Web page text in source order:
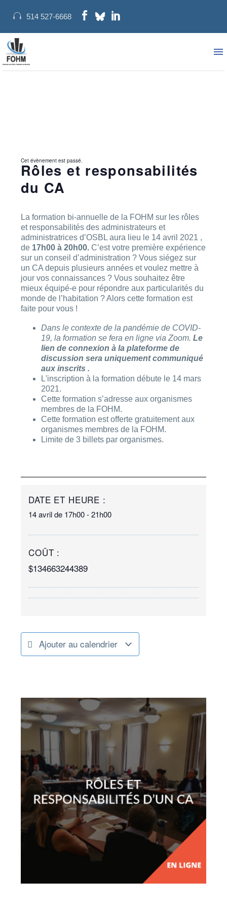
514 527-6668
Cet évènement est passé.
Rôles et responsabilités
du CA
La formation bi-annuelle de la FOHM sur les rôles
et responsabilités des administrateurs et
administratrices d’OSBL aura lieu le 14 avril 2021 ,
de 17h00 à 20h00. C’est votre première expérience
sur un conseil d’administration ? Vous siégez sur
un CA depuis plusieurs années et voulez mettre à
jour vos connaissances ? Vous souhaitez être
mieux équipé-e pour répondre aux particularités du
monde de l’habitation ? Alors cette formation est
faite pour vous !
Dans le contexte de la pandémie de COVID-
19, la formation se fera en ligne via Zoom. Le
lien de connexion à la plateforme de
discussion sera uniquement communiqué
aux inscrits .
L'inscription à la formation débute le 14 mars
2021.
Cette formation s’adresse aux organismes
membres de la FOHM.
Cette formation est offerte gratuitement aux
organismes membres de la FOHM.
Limite de 3 billets par organismes.
DATE ET HEURE :
14 avrilde 17h00-21h00
COÛT :
$134663244389
Ajouter au calendrier